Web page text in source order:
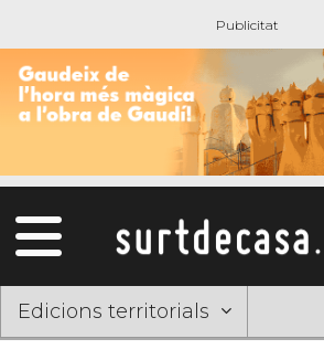
Edicions territorials